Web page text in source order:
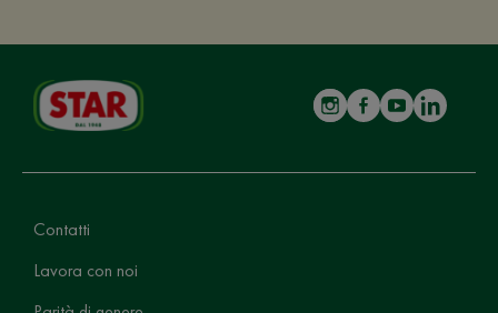
Contatti
Lavora con noi